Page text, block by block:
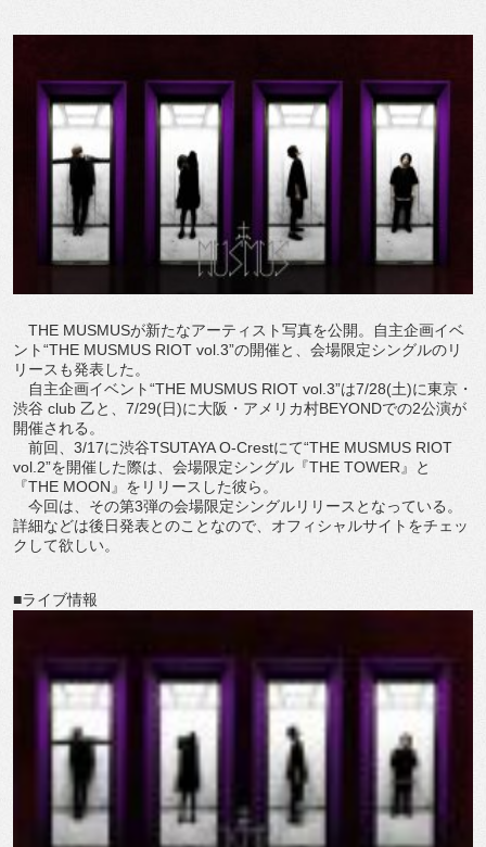
THE MUSMUSが新たなアーティスト写真を公開。自主企画イベ
ント“THE MUSMUS RIOT vol.3”の開催と、会場限定シングルのリ
リースも発表した。
自主企画イベント“THE MUSMUS RIOT vol.3”は7/28(土)に東京・
渋谷 club 乙と、7/29(日)に大阪・アメリカ村BEYONDでの2公演が
開催される。
前回、3/17に渋谷TSUTAYA O-Crestにて“THE MUSMUS RIOT
vol.2”を開催した際は、会場限定シングル『THE TOWER』と
『THE MOON』をリリースした彼ら。
今回は、その第3弾の会場限定シングルリリースとなっている。
詳細などは後日発表とのことなので、オフィシャルサイトをチェッ
クして欲しい。
■ライブ情報